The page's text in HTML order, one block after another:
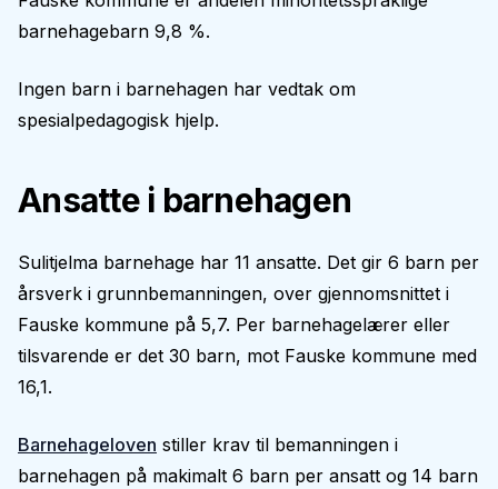
barnehagebarn 9,8 %.
Ingen barn i barnehagen har vedtak om
spesialpedagogisk hjelp.
Ansatte i barnehagen
Sulitjelma barnehage har 11 ansatte. Det gir 6 barn per
årsverk i grunnbemanningen, over gjennomsnittet i
Fauske kommune på 5,7. Per barnehagelærer eller
tilsvarende er det 30 barn, mot Fauske kommune med
16,1.
Barnehageloven stiller krav til bemanningen i
barnehagen på makimalt 6 barn per ansatt og 14 barn